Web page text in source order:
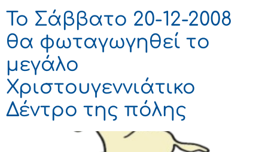
Το Σάββατο 20-12-2008
θα φωταγωγηθεί το
μεγάλο
Χριστουγεννιάτικο
Δέντρο της πόλης